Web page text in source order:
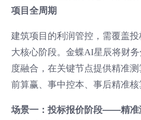
项目全周期
建筑项目的利润管控，需覆盖
大核心阶段。金蝶AI星辰将财
度融合，在关键节点提供精准
前算赢、事中控本、事后精准核
场景一：投标报价阶段——精准